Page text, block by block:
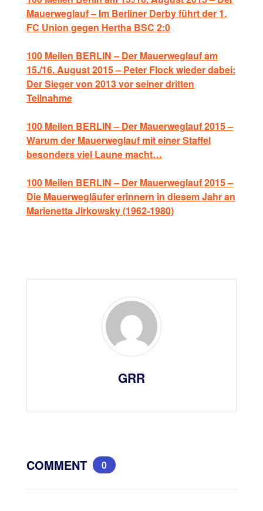
Mauerweglauf – Im Berliner Derby führt der 1.
FC Union gegen Hertha BSC 2:0
100 Meilen BERLIN – Der Mauerweglauf am
15./16. August 2015 – Peter Flock wieder dabei:
Der Sieger von 2013 vor seiner dritten
Teilnahme
100 Meilen BERLIN – Der Mauerweglauf 2015 –
Warum der Mauerweglauf mit einer Staffel
besonders viel Laune macht…
100 Meilen BERLIN – Der Mauerweglauf 2015 –
Die Mauerwegläufer erinnern in diesem Jahr an
Marienetta Jirkowsky (1962-1980)
GRR
COMMENT 0